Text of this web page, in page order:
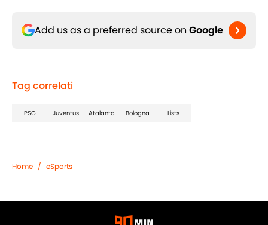
Add us as a preferred source on Google
Tag correlati
PSG Juventus Atalanta Bologna Lists
Home / eSports